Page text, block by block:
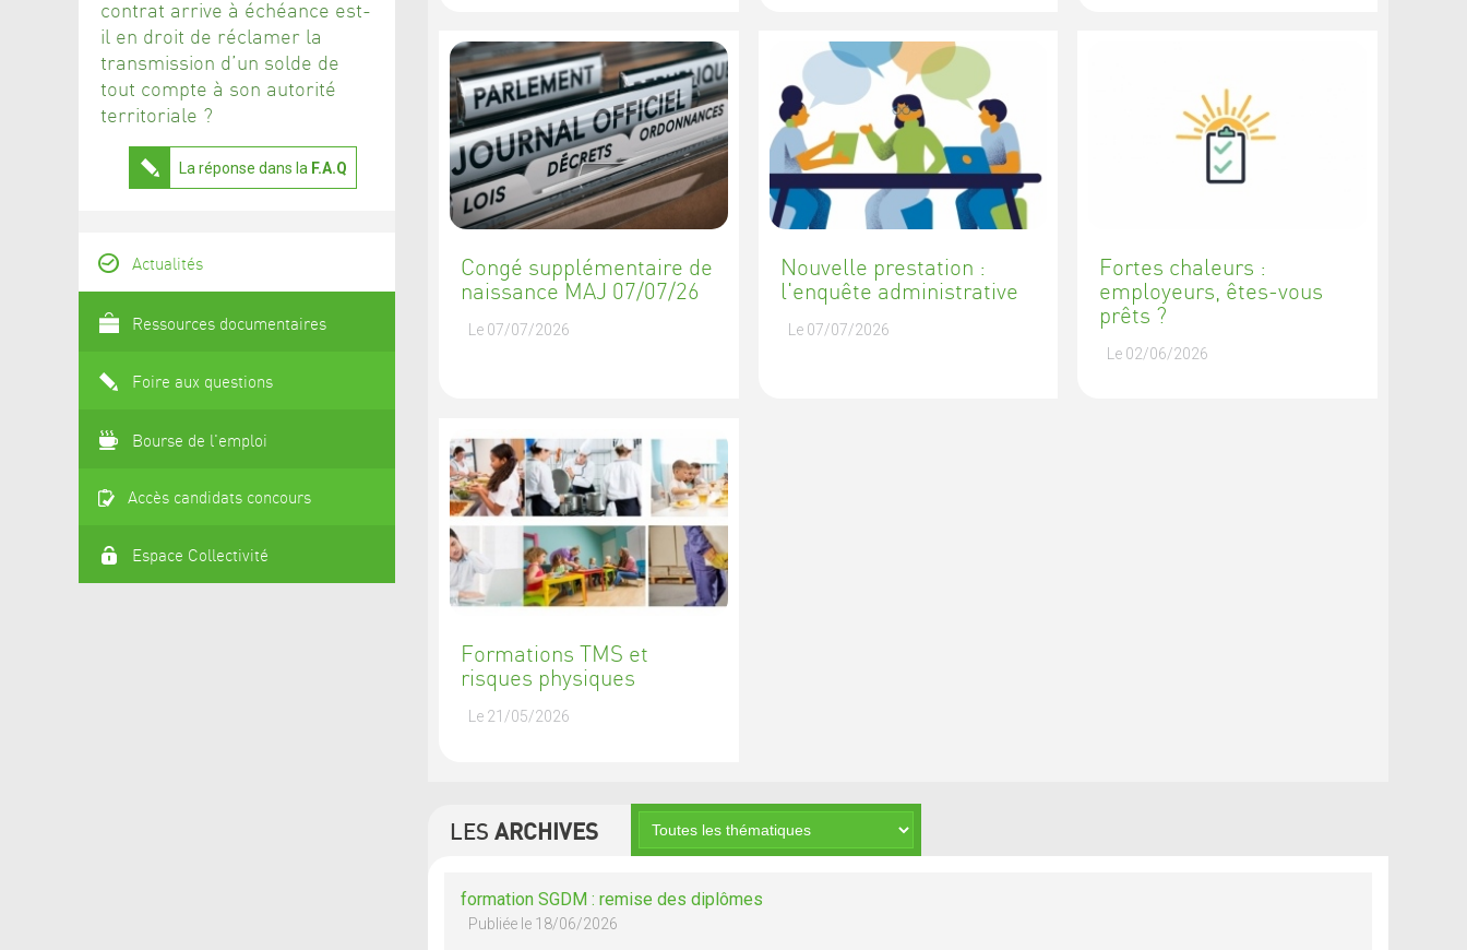
contrat arrive à échéance est-
il en droit de réclamer la
transmission d’un solde de
tout compte à son autorité
territoriale ?
La réponse dans la F.A.Q
Actualités
Ressources documentaires
Foire aux questions
Bourse de l'emploi
Accès candidats concours
Espace Collectivité
Congé supplémentaire de
naissance MAJ 07/07/26
Le 07/07/2026
Nouvelle prestation :
l'enquête administrative
Le 07/07/2026
Fortes chaleurs :
employeurs, êtes-vous
prêts ?
Le 02/06/2026
Formations TMS et
risques physiques
Le 21/05/2026
LES ARCHIVES
formation SGDM : remise des diplômes
Publiée le 18/06/2026